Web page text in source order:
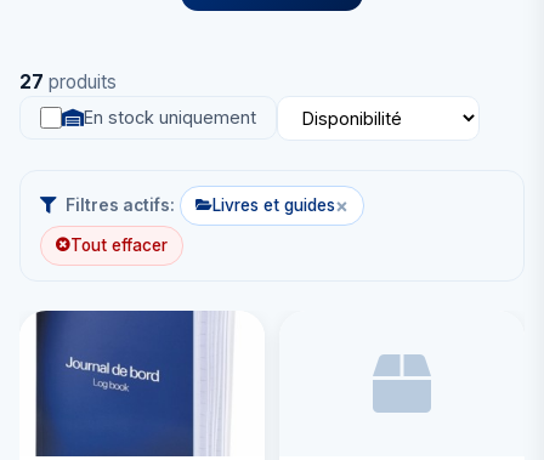
27 produits
En stock uniquement
Filtres actifs: Livres et guides×
Tout effacer